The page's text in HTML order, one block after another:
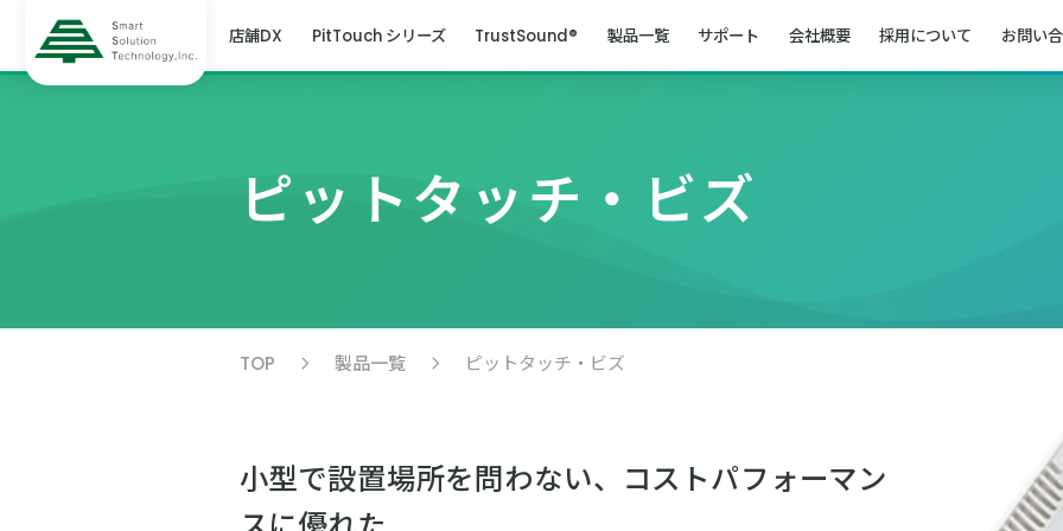
店舗DX PitTouch シリーズ TrustSound® 製品一覧 サポート 会社概要 採用について お問い
ピットタッチ・ビズ
TOP 製品一覧 ピットタッチ・ビズ
小型で設置場所を問わない、コストパフォーマン